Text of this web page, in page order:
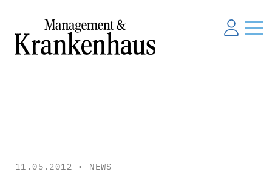
11.05.2012 • NEWS